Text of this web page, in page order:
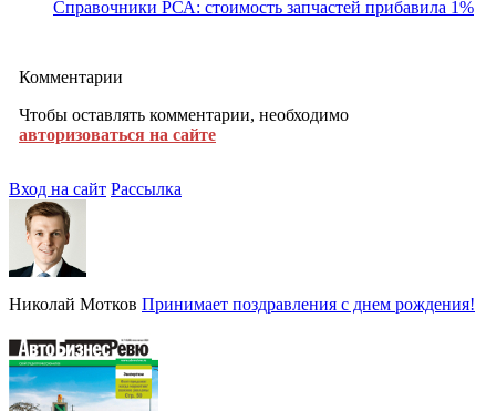
Справочники РСА: стоимость запчастей прибавила 1%
Комментарии
Чтобы оставлять комментарии, необходимо
авторизоваться на сайте
Вход на сайт Рассылка
Николай Мотков Принимает поздравления с днем рождения!